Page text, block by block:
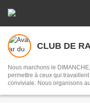
CLUB DE
Nous marchons le
permettre à ceux qui
conviviale. Nous organisons
des onglets " Programme et Inscription", "Prochaine Rando" & "Actualités" .